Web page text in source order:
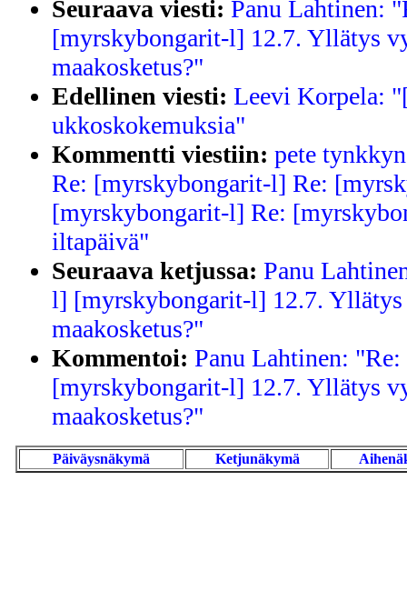
Seuraava viesti: Panu Lahtinen:
[myrskybongarit-l] 12.7. Yllätys
maakosketus?"
Edellinen viesti: Leevi Korpela:
ukkoskokemuksia"
Kommentti viestiin: pete
Re: [myrskybongarit-l] Re:
[myrskybongarit-l] Re:
iltapäivä"
Seuraava ketjussa: Panu
l] [myrskybongarit-l] 12.7.
maakosketus?"
Kommentoi: Panu Lahtinen:
[myrskybongarit-l] 12.7. Yllätys
maakosketus?"
Päiväysnäkymä Ketjunäkymä